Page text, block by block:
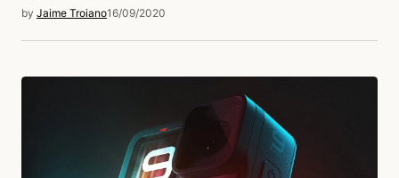
by Jaime Troiano16/09/2020